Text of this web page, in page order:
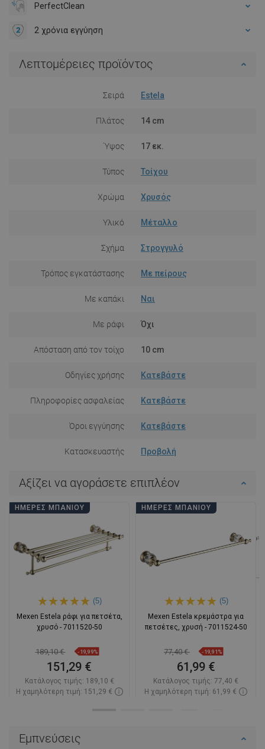
PerfectClean
2 χρόνια εγγύηση
Λεπτομέρειες προϊόντος
Σειρά Estela
Πλάτος 14 cm
Ύψος 17 εκ.
Τύπος Τοίχου
Χρώμα Χρυσός
Υλικό Μέταλλο
Σχήμα Στρογγυλό
Τρόπος εγκατάστασης Με πείρους
Με καπάκι Ναι
Με ράφι Όχι
Απόσταση από τον τοίχο 10 cm
Οδηγίες χρήσης Κατεβάστε
Πληροφορίες ασφαλείας Κατεβάστε
Όροι εγγύησης Κατεβάστε
Κατασκευαστής Προβολή
Αξίζει να αγοράσετε επιπλέον
ΗΜΈΡΕΣ ΜΠΆΝΙΟΥ
(5)
Mexen Estela ράφι για πετσέτα,
χρυσό - 7011520-50
189,10 € -19,99%
151,29 €
Κατάλογος τιμής: 189,10 €
Η χαμηλότερη τιμή: 151,29 €
ΗΜΈΡΕΣ ΜΠΆΝΙΟΥ
(5)
Mexen Estela κρεμάστρα για
πετσέτες, χρυσή - 7011524-50
77,40 € -19,91%
61,99 €
Κατάλογος τιμής: 77,40 €
Η χαμηλότερη τιμή: 61,99 €
Εμπνεύσεις